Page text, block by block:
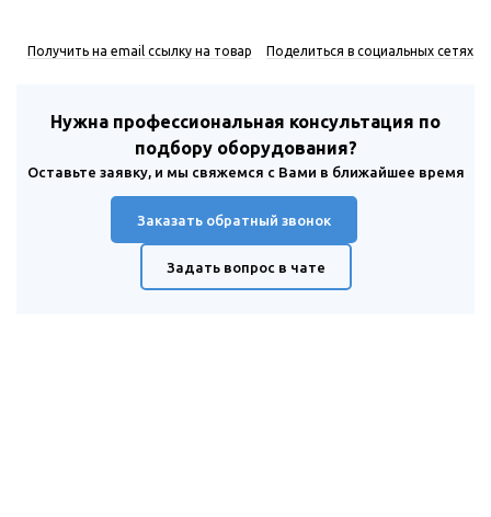
Получить на email ссылку на товар Поделиться в социальных сетях
Нужна профессиональная консультация по
подбору оборудования?
Оставьте заявку, и мы свяжемся с Вами в ближайшее время
Заказать обратный звонок
Задать вопрос в чате